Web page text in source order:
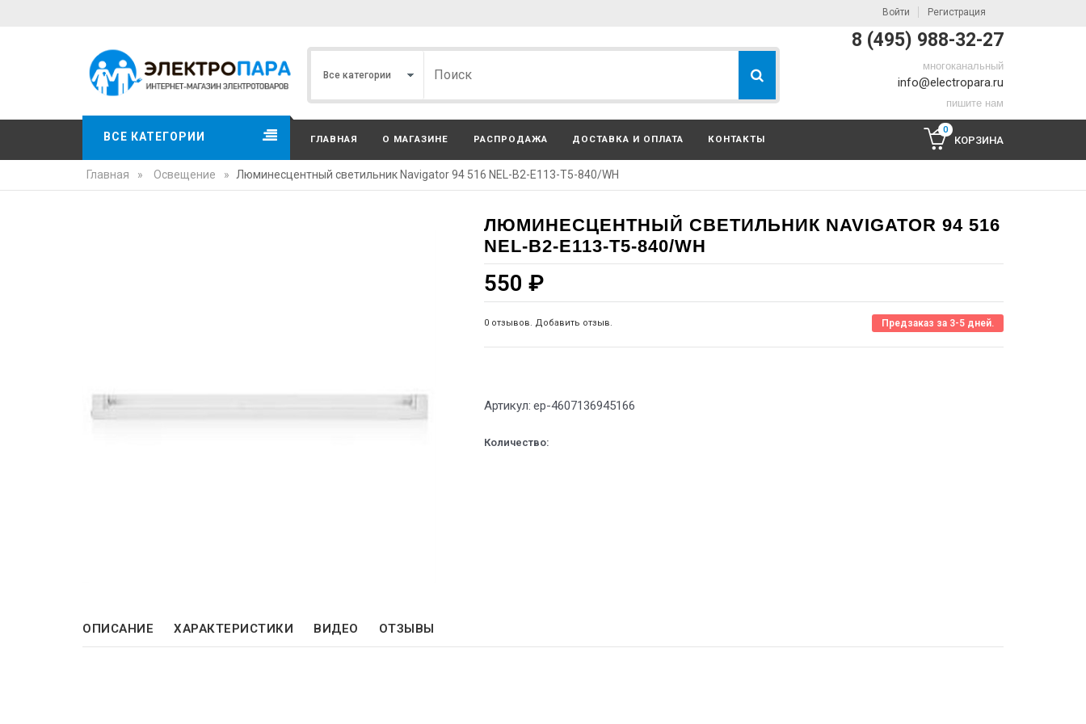
Войти Регистрация
8 (495) 988-32-27
многоканальный
info@electropara.ru
пишите нам
ВСЕ КАТЕГОРИИ ГЛАВНАЯ О МАГАЗИНЕ РАСПРОДАЖА ДОСТАВКА И ОПЛАТА КОНТАКТЫ
0
КОРЗИНА
Главная » Освещение » Люминесцентный светильник Navigator 94 516 NEL-B2-E113-T5-840/WH
ЛЮМИНЕСЦЕНТНЫЙ СВЕТИЛЬНИК NAVIGATOR 94 516
NEL-B2-E113-T5-840/WH
550 ₽
0 отзывов. Добавить отзыв. Предзаказ за 3-5 дней.
Артикул: ep-4607136945166
Количество:
ОПИСАНИЕ ХАРАКТЕРИСТИКИ ВИДЕО ОТЗЫВЫ